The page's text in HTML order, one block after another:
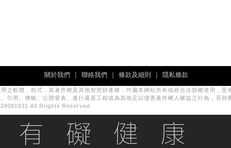
關於我們 ｜ 聯絡我們 ｜ 條款及細則 ｜ 隱私條款
之軟體、程式，其著作權及其他智慧財產權，均屬本網站所有或經合法授權使用，
引用、傳輸、公開發表、進行還原工程或為其他足以侵害著作權人權益之行為，否
All Rrights Reserved